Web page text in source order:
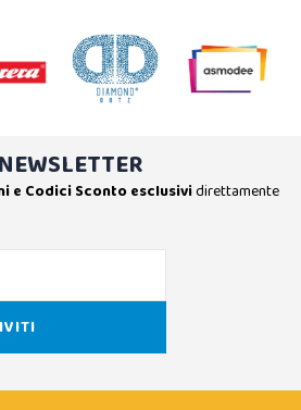
e Codici Sconto esclusividirettamente